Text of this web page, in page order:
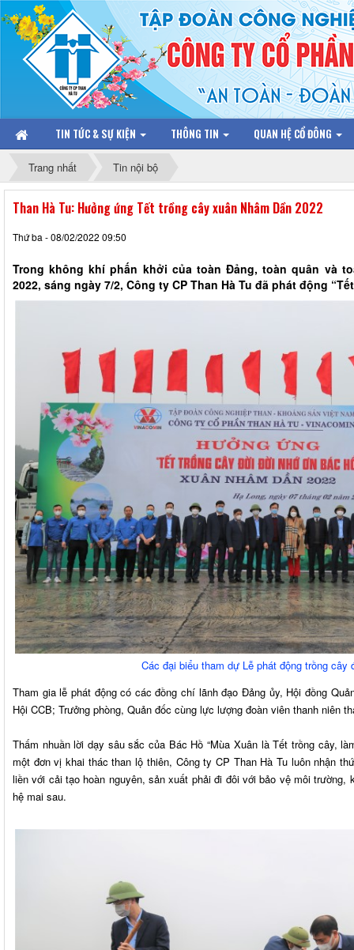
TIN TỨC & SỰ KIỆN THÔNG TIN QUAN HỆ CỔ ĐÔNG
Trang nhất Tin nội bộ
Than Hà Tu: Hưởng ứng Tết trồng cây xuân Nhâm Dần 2022
Thứ ba - 08/02/2022 09:50
Trong không khí phấn khởi của toàn Đảng, toàn quân và
2022, sáng ngày 7/2, Công ty CP Than Hà Tu đã phát động
Các đại biểu tham dự Lễ phát động trồng cây
Tham gia lễ phát động có các đồng chí lãnh đạo Đảng ủy, Hội đồng
Hội CCB; Trưởng phòng, Quản đốc cùng lực lượng đoàn viên thanh niên
Thấm nhuần lời dạy sâu sắc của Bác Hồ “Mùa Xuân là Tết trồng cây,
một đơn vị khai thác than lộ thiên, Công ty CP Than Hà Tu luôn nhận
liền với cải tạo hoàn nguyên, sản xuất phải đi đôi với bảo vệ môi
hệ mai sau.